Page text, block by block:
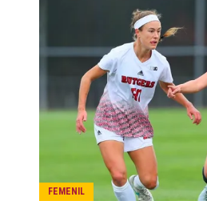
FEMENIL